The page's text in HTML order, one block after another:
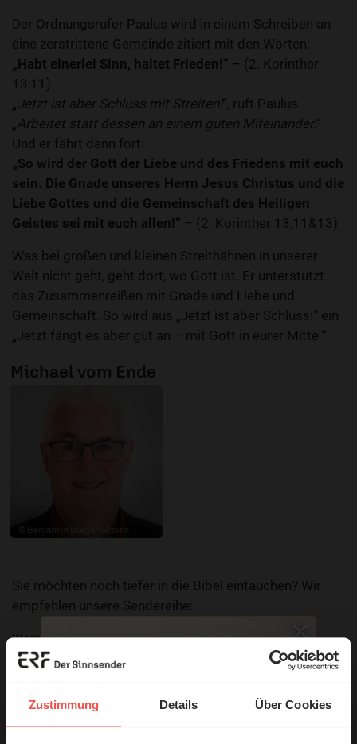
Zustimmung Details Über Cookies
Der Ordnungsrufer Paulus wird in einem Schreiben an
eine zerstrittene Gemeinde zitiert mit den Worten:
„Habt einerlei Sinn, haltet Frieden!“ – (2. Korinther
13,11).
„Jetzt ist aber Schluss mit Streiten!“, ruft Paulus.
„Arbeitet statt dessen an einem guten Miteinander.“
Und er fährt dann fort:
„So wird der Gott der Liebe und des Friedens mit euch
sein. Die Gnade unseres Herrn Jesus Christus und die
Liebe Gottes und die Gemeinschaft des Heiligen
Geistes sei mit euch allen!“ – (2. Korinther 13,11&13)
Was bei großen und kleinen Streithähnen in unserer
Welt nicht geht, geht dort, wo Gott ist. Er unterstützt
das Zusammenreißen mit Gnade und Liebe und
Gemeinschaft. So wird aus „Jetzt ist aber Schluss!“ ein
„Jetzt fängt es aber gut an – mit Gott in eurer Mitte.“
Michael vom Ende
Sie möchten noch tiefer in die Bibel eintauchen? Wir
empfehlen unsere Sendereihe:
Wort zum Tag